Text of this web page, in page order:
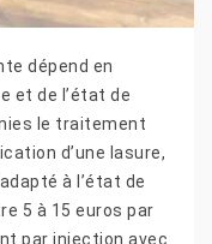
dépend en
et de l’état de
le traitement
d’une lasure,
à l’état de
5 à 15 euros par
par injection avec